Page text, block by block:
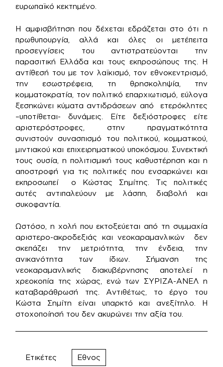
ευρωπαϊκό κεκτημένο.
Η αμφισβήτηση που δέχεται εδράζεται στο ότι η
πρωθυπουργία, αλλά και όλες οι μετέπειτα
προσεγγίσεις του αντιστρατεύονται την
παρασιτική Ελλάδα και τους εκπροσώπους της. Η
αντίθεσή του με τον λαϊκισμό, τον εθνοκεντρισμό,
την εσωστρέφεια, τη θρησκοληψία, την
κομματοκρατία, τον πολιτικό επαρχιωτισμό, εύλογα
ξεσηκώνει κύματα αντιδράσεων από ετερόκλητες
–υποτίθεται- δυνάμεις. Είτε δεξιόστροφες είτε
αριστερόστροφες, στην πραγματικότητα
συνιστούν συνασπισμό του πολιτικού, κομματικού,
μιντιακού και επιχειρηματικού υποκόσμου. Συνεκτική
τους ουσία, η πολιτισμική τους καθυστέρηση και η
αποστροφή για τις πολιτικές που ενσαρκώνει και
εκπροσωπεί ο Κώστας Σημίτης. Τις πολιτικές
αυτές αντιπαλεύουν με λάσπη, διαβολή και
συκοφαντία.
Ωστόσο, η χολή που εκτοξεύεται από τη συμμαχία
αριστερο-ακροδεξιάς και νεοκαραμανλικών δεν
σκεπάζει την μετριότητα, την ένδεια, την
ανικανότητα των ίδιων. Σήμανση της
νεοκαραμανλικής διακυβέρνησης αποτελεί η
χρεοκοπία της χώρας, ενώ των ΣΥΡΙΖΑ-ΑΝΕΛ η
καταβαράθρωσή της. Αντιθέτως, το έργο του
Κώστα Σημίτη είναι υπαρκτό και ανεξίτηλο. Η
στοχοποίησή του δεν ακυρώνει την αξία του.
Ετικέτες Εθνος